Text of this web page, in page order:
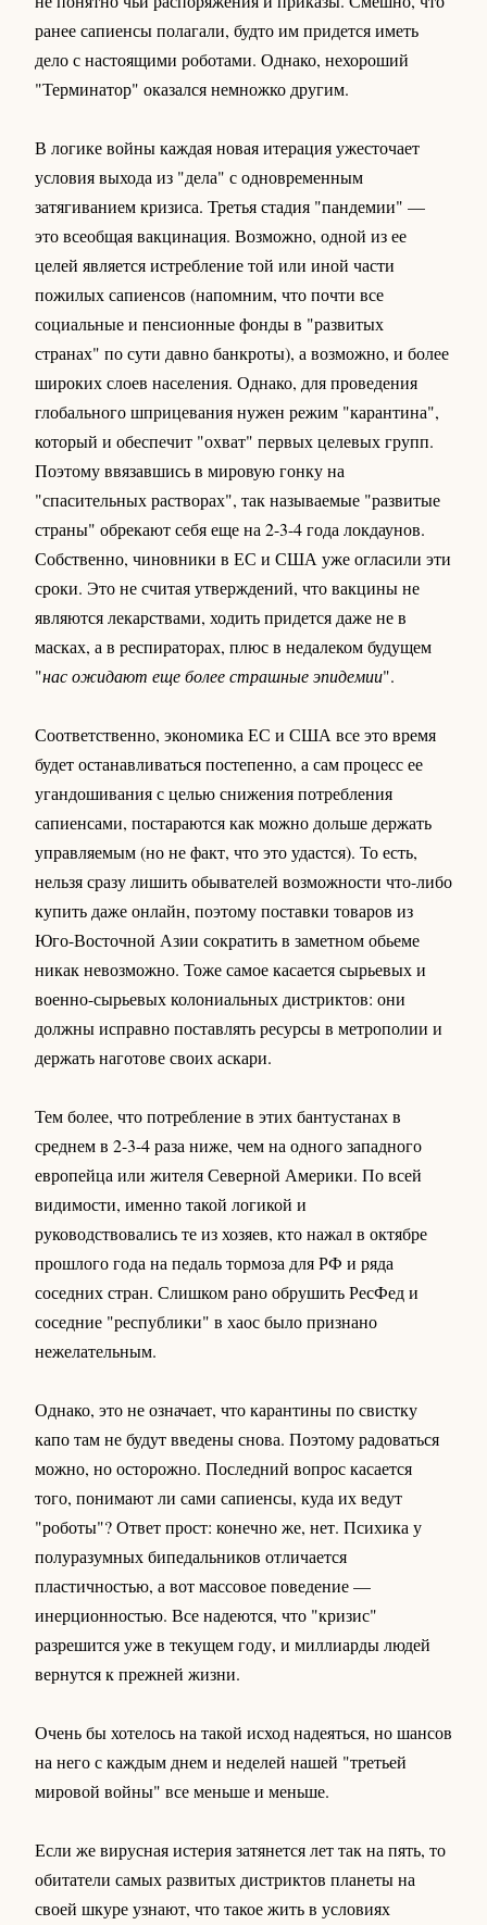
ранее сапиенсы полагали, будто им придется иметь
дело с настоящими роботами. Однако, нехороший
"Терминатор" оказался немножко другим.
В логике войны каждая новая итерация ужесточает
условия выхода из "дела" с одновременным
затягиванием кризиса. Третья стадия "пандемии" —
это всеобщая вакцинация. Возможно, одной из ее
целей является истребление той или иной части
пожилых сапиенсов (напомним, что почти все
социальные и пенсионные фонды в "развитых
странах" по сути давно банкроты), а возможно, и более
широких слоев населения. Однако, для проведения
глобального шприцевания нужен режим "карантина",
который и обеспечит "охват" первых целевых групп.
Поэтому ввязавшись в мировую гонку на
"спасительных растворах", так называемые "развитые
страны" обрекают себя еще на 2-3-4 года локдаунов.
Собственно, чиновники в ЕС и США уже огласили эти
сроки. Это не считая утверждений, что вакцины не
являются лекарствами, ходить придется даже не в
масках, а в респираторах, плюс в недалеком будущем
"нас ожидают еще более страшные эпидемии".
Соответственно, экономика ЕС и США все это время
будет останавливаться постепенно, а сам процесс ее
угандошивания с целью снижения потребления
сапиенсами, постараются как можно дольше держать
управляемым (но не факт, что это удастся). То есть,
нельзя сразу лишить обывателей возможности что-либо
купить даже онлайн, поэтому поставки товаров из
Юго-Восточной Азии сократить в заметном обьеме
никак невозможно. Тоже самое касается сырьевых и
военно-сырьевых колониальных дистриктов: они
должны исправно поставлять ресурсы в метрополии и
держать наготове своих аскари.
Тем более, что потребление в этих бантустанах в
среднем в 2-3-4 раза ниже, чем на одного западного
европейца или жителя Северной Америки. По всей
видимости, именно такой логикой и
руководствовались те из хозяев, кто нажал в октябре
прошлого года на педаль тормоза для РФ и ряда
соседних стран. Слишком рано обрушить РесФед и
соседние "республики" в хаос было признано
нежелательным.
Однако, это не означает, что карантины по свистку
капо там не будут введены снова. Поэтому радоваться
можно, но осторожно. Последний вопрос касается
того, понимают ли сами сапиенсы, куда их ведут
"роботы"? Ответ прост: конечно же, нет. Психика у
полуразумных бипедальников отличается
пластичностью, а вот массовое поведение —
инерционностью. Все надеются, что "кризис"
разрешится уже в текущем году, и миллиарды людей
вернутся к прежней жизни.
Очень бы хотелось на такой исход надеяться, но шансов
на него с каждым днем и неделей нашей "третьей
мировой войны" все меньше и меньше.
Если же вирусная истерия затянется лет так на пять, то
обитатели самых развитых дистриктов планеты на
своей шкуре узнают, что такое жить в условиях